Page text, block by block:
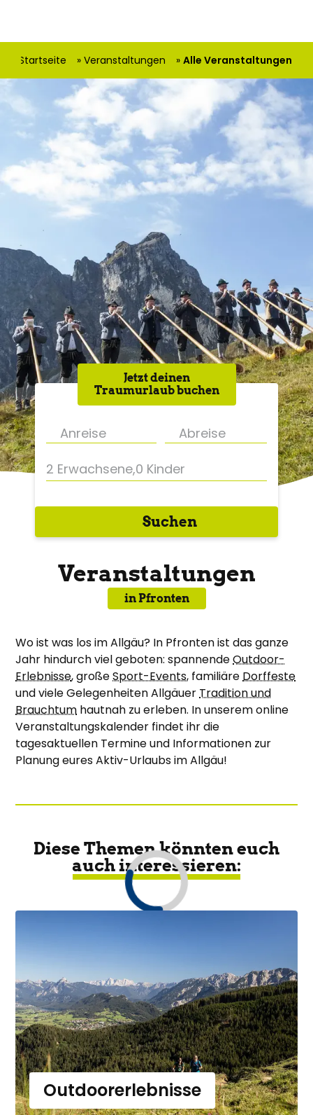
Startseite Veranstaltungen Alle Veranstaltungen
Jetzt deinen
Traumurlaub buchen
2 Erwachsene,0 Kinder
Suchen
Veranstaltungen
in Pfronten
Wo ist was los im Allgäu? In Pfronten ist das ganze
Jahr hindurch viel geboten: spannendeOutdoor-
Erlebnisse, großeSport-Events, familiäreDorffeste
und viele Gelegenheiten AllgäuerTradition und
Brauchtum hautnah zu erleben. In unserem online
Veranstaltungskalender findet ihr die
tagesaktuellen Termine und Informationen zur
Planung eures Aktiv-Urlaubs im Allgäu!
Diese Themen könnten euch
auch interessieren:
Outdoorerlebnisse